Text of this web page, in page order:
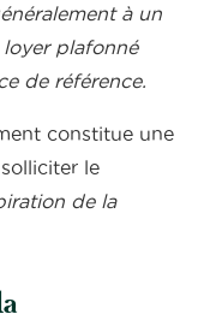
à un
plafonné
de référence.
constitue une
le
de la